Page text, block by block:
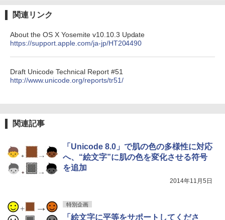
関連リンク
About the OS X Yosemite v10.10.3 Update
https://support.apple.com/ja-jp/HT204490
Draft Unicode Technical Report #51
http://www.unicode.org/reports/tr51/
関連記事
「Unicode 8.0」で肌の色の多様性に対応
へ、“絵文字”に肌の色を変化させる符号
を追加
2014年11月5日
特別企画
「絵文字に平等をサポートしてくださ